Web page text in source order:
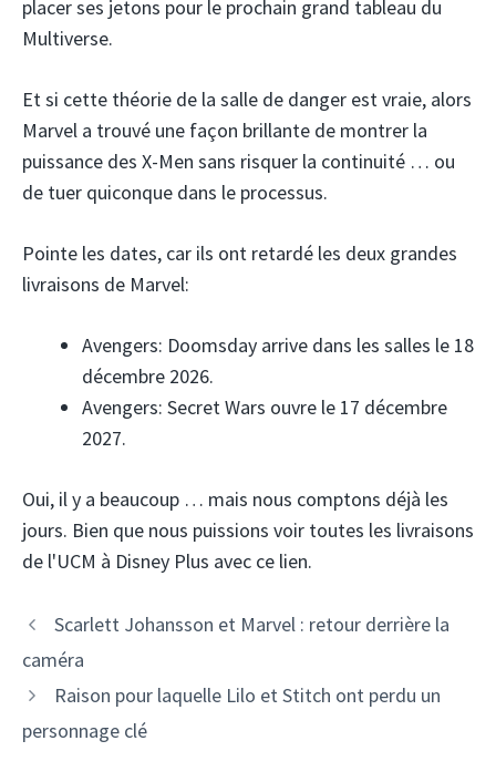
placer ses jetons pour le prochain grand tableau du
Multiverse.
Et si cette théorie de la salle de danger est vraie, alors
Marvel a trouvé une façon brillante de montrer la
puissance des X-Men sans risquer la continuité … ou
de tuer quiconque dans le processus.
Pointe les dates, car ils ont retardé les deux grandes
livraisons de Marvel:
Avengers: Doomsday arrive dans les salles le 18
décembre 2026.
Avengers: Secret Wars ouvre le 17 décembre
2027.
Oui, il y a beaucoup … mais nous comptons déjà les
jours. Bien que nous puissions voir toutes les livraisons
de l'UCM à Disney Plus avec ce lien.
Scarlett Johansson et Marvel : retour derrière la
caméra
Raison pour laquelle Lilo et Stitch ont perdu un
personnage clé